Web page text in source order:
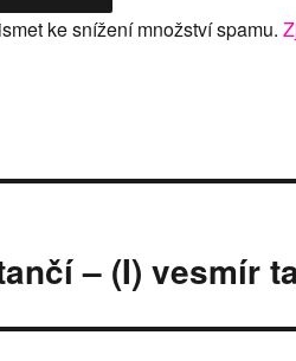
ke snížení množství spamu.
– (I) vesmír